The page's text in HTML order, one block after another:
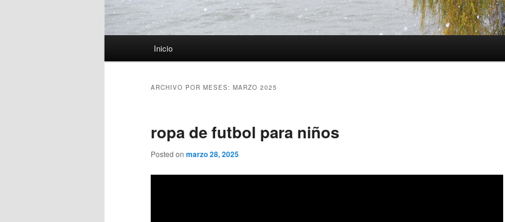
Inicio
ARCHIVO POR MESES: MARZO 2025
ropa de futbol para niños
Posted on marzo 28, 2025